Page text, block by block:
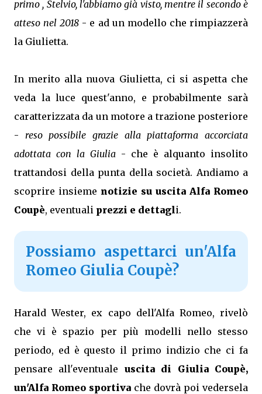
primo , Stelvio, l'abbiamo già visto, mentre il secondo è
atteso nel 2018 - e ad un modello che rimpiazzerà
la Giulietta.
In merito alla nuova Giulietta, ci si aspetta che
veda la luce quest'anno, e probabilmente sarà
caratterizzata da un motore a trazione posteriore
- reso possibile grazie alla piattaforma accorciata
adottata con la Giulia - che è alquanto insolito
trattandosi della punta della società. Andiamo a
scoprire insieme notizie su uscita Alfa Romeo
Coupè, eventuali prezzi e dettagli.
Possiamo aspettarci un'Alfa
Romeo Giulia Coupè?
Harald Wester, ex capo dell'Alfa Romeo, rivelò
che vi è spazio per più modelli nello stesso
periodo, ed è questo il primo indizio che ci fa
pensare all'eventuale uscita di Giulia Coupè,
un'Alfa Romeo sportiva che dovrà poi vedersela